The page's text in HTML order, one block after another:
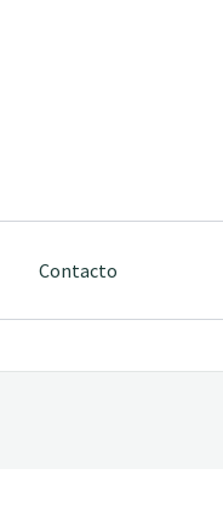
Contacto